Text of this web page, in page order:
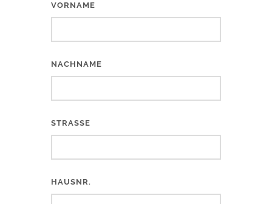
VORNAME
NACHNAME
STRASSE
HAUSNR.